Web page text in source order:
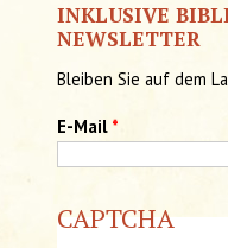
INKLUSIVE
NEWSLETTER
Bleiben Sie auf dem
E-Mail *
CAPTCHA